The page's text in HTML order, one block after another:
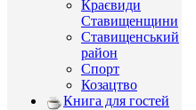
Краєвиди
Ставищенщини
Ставищенський
район
Спорт
Козацтво
Книга для гостей